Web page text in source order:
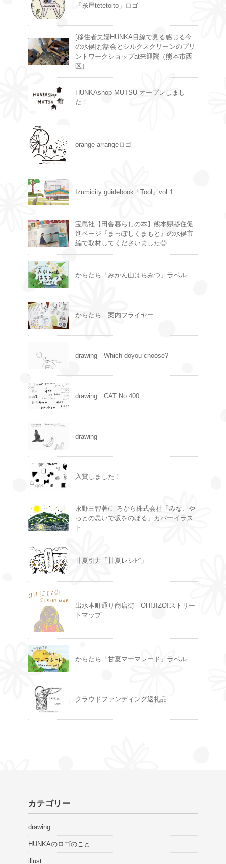
「糸屋tetetoito」ロゴ
[移住者夫婦HUNKA目線で見る感じる今
の水俣]お話会とシルクスクリーンのプリ
ントワークショップat来迎院（熊本市西
区）
HUNKAshop-MUTSU-オープンしまし
た！
orange arrangeロゴ
Izumicity guidebook「Tool」vol.1
宝島社【田舎暮らしの本】熊本県移住促
進ページ『まっぽしくまもと』の水俣市
編で取材してくださいました◎
からたち「みかん山はちみつ」ラベル
からたち 案内フライヤー
drawing Which doyou choose?
drawing CAT No.400
drawing
入賞しました！
永野三智著/ころから株式会社「みな、や
っとの思いで坂をのぼる」カバーイラス
ト
甘夏引力「甘夏レシピ」
出水本町通り商店街 OH!JIZO!ストリー
トマップ
からたち「甘夏マーマレード」ラベル
クラウドファンディング返礼品
カテゴリー
drawing
HUNKAのロゴのこと
illust